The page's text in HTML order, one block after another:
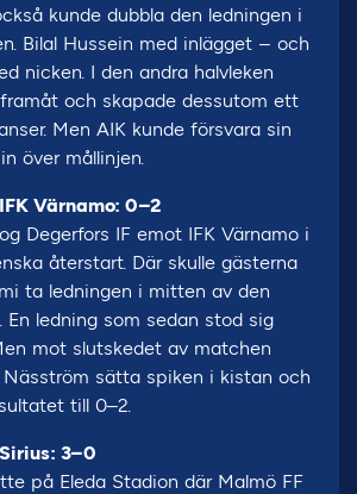
kunde dubbla den ledningen i
Bilal Hussein med inlägget – och
nicken. I den andra halvleken
och skapade dessutom ett
Men AIK kunde försvara sin
över mållinjen.
Värnamo: 0–2
Degerfors IF emot IFK Värnamo i
återstart. Där skulle gästerna
ta ledningen i mitten av den
En ledning som sedan stod sig
mot slutskedet av matchen
sätta spiken i kistan och
till 0–2.
3–0
på Eleda Stadion där Malmö FF